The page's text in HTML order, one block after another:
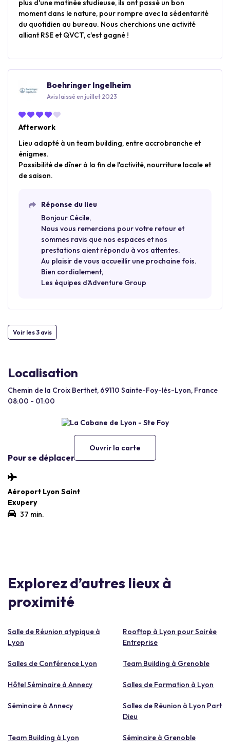
plus d'une matinée studieuse, ils ont passé un bon
moment dans le nature, pour rompre avec la sédentarité
du quotidien au bureau. Nous cherchions une activité
alliant RSE et QVCT, c'est gagné !
Boehringer Ingelheim
Avis laissé en juillet 2023
Afterwork
Lieu adapté à un team building, entre accrobranche et
énigmes.
Possibilité de dîner à la fin de l'activité, nourriture locale et
de saison.
Réponse du lieu
Bonjour Cécile,
Nous vous remercions pour votre retour et
sommes ravis que nos espaces et nos
prestations aient répondu à vos attentes.
Au plaisir de vous accueillir une prochaine fois.
Bien cordialement,
Les équipes d'Adventure Group
Voir les 3 avis
Localisation
Chemin de la Croix Berthet, 69110 Sainte-Foy-lès-Lyon, France
08:00 - 01:00
Ouvrir la carte
Pour se déplacer
Aéroport Lyon Saint
Exupery
37 min.
Explorez d’autres lieux à
proximité
Salle de Réunion atypique à
Lyon
Rooftop à Lyon pour Soirée
Entreprise
Salles de Conférence Lyon Team Building à Grenoble
Hôtel Séminaire à Annecy Salles de Formation à Lyon
Séminaire à Annecy
Salles de Réunion à Lyon Part
Dieu
Team Building à Lyon Séminaire à Grenoble